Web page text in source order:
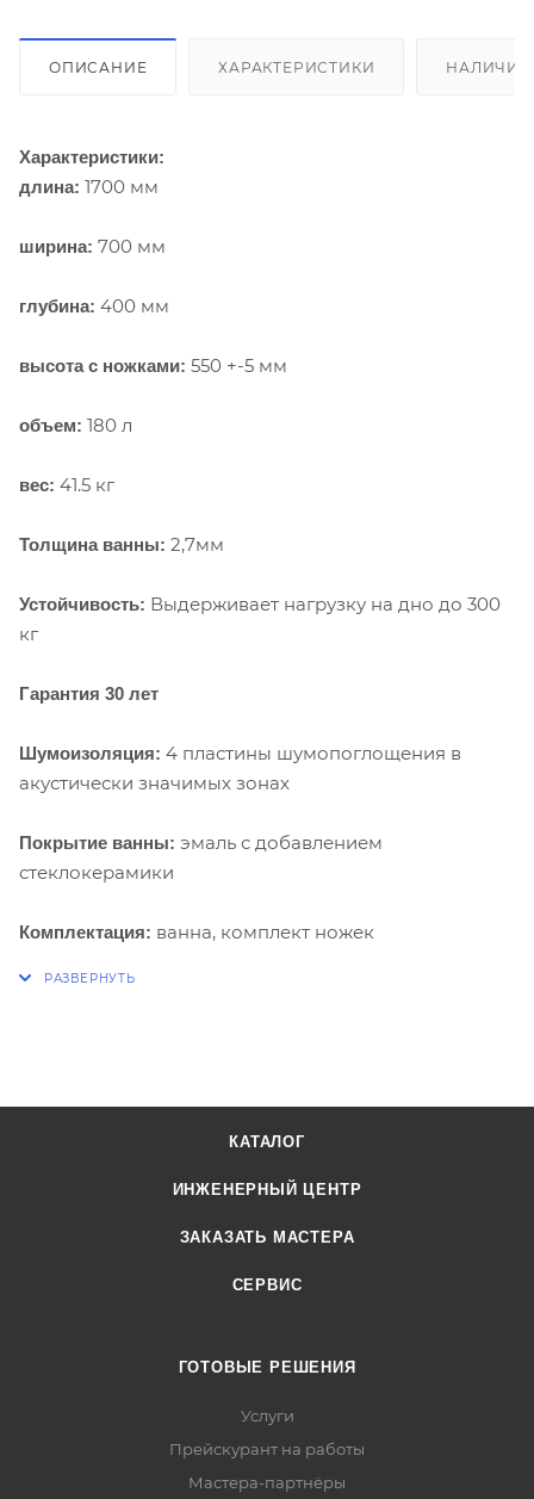
ОПИСАНИЕ ХАРАКТЕРИСТИКИ НАЛИЧИЕ
Характеристики:
длина: 1700 мм
ширина: 700 мм
глубина: 400 мм
высота с ножками: 550 +-5 мм
объем: 180 л
вес: 41.5 кг
Толщина ванны: 2,7мм
Устойчивость: Выдерживает нагрузку на дно до 300
кг
Гарантия 30 лет
Шумоизоляция: 4 пластины шумопоглощения в
акустически значимых зонах
Покрытие ванны: эмаль с добавлением
стеклокерамики
Комплектация: ванна, комплект ножек
КАТАЛОГ
ИНЖЕНЕРНЫЙ ЦЕНТР
ЗАКАЗАТЬ МАСТЕРА
СЕРВИС
ГОТОВЫЕ РЕШЕНИЯ
Услуги
Прейскурант на работы
Мастера-партнёры